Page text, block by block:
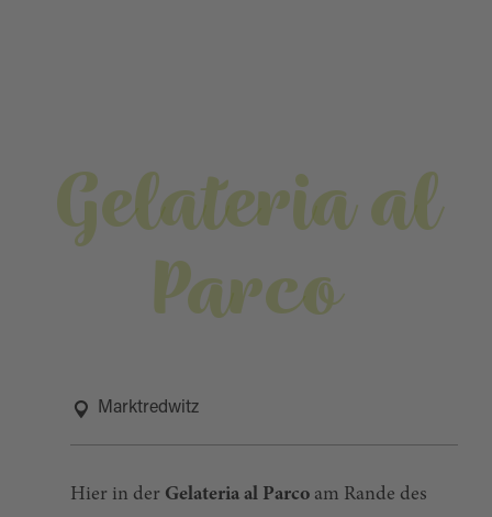
Gelateria al
Parco
Marktredwitz
Hier in der Gelateria al Parcoam Rande des